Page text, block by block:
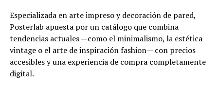
Especializada en arte impreso y decoración de pared,
Posterlab apuesta por un catálogo que combina
tendencias actuales —como el minimalismo, la estética
vintage o el arte de inspiración fashion— con precios
accesibles y una experiencia de compra completamente
digital.